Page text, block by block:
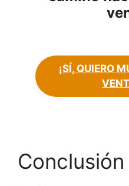
¡SÍ, QUIERO
Conclusión